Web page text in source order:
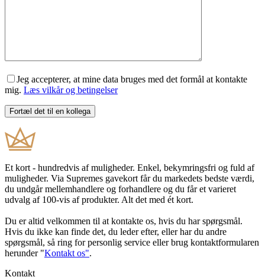
Jeg accepterer, at mine data bruges med det formål at kontakte
mig. Læs vilkår og betingelser
Et kort - hundredvis af muligheder. Enkel, bekymringsfri og fuld af
muligheder. Via Supremes gavekort får du markedets bedste værdi,
du undgår mellemhandlere og forhandlere og du får et varieret
udvalg af 100-vis af produkter. Alt det med ét kort.
Du er altid velkommen til at kontakte os, hvis du har spørgsmål.
Hvis du ikke kan finde det, du leder efter, eller har du andre
spørgsmål, så ring for personlig service eller brug kontaktformularen
herunder "Kontakt os".
Kontakt